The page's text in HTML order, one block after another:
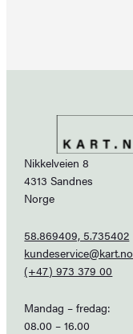
Nikkelveien 8
4313 Sandnes
Norge
58.869409, 5.735402
kundeservice@kart.no
(+47) 973 379 00
Mandag – fredag:
08.00 – 16.00